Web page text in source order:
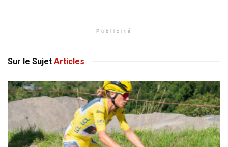
Publicité
Sur le Sujet Articles